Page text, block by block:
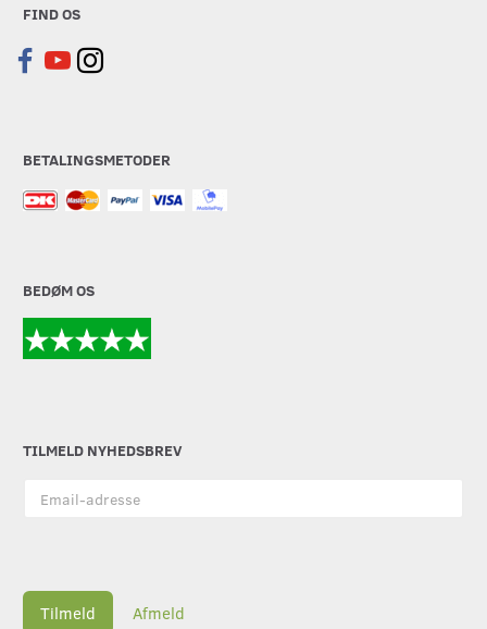
FIND OS
BETALINGSMETODER
BEDØM OS
TILMELD NYHEDSBREV
adresse
Tilmeld Afmeld